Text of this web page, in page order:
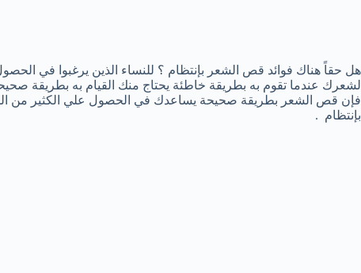
هل حقاً هناك فوائد قص الشعر بإنتظام ؟ للنساء الذين يرغبوا في
لشعرك عندما تقوم به بطريقة خاطئة يحتاج منك القيام به بطريقة
فإن قص الشعر بطريقة صحيحة يساعدك في الحصول علي الكثير من
بإنتظام .